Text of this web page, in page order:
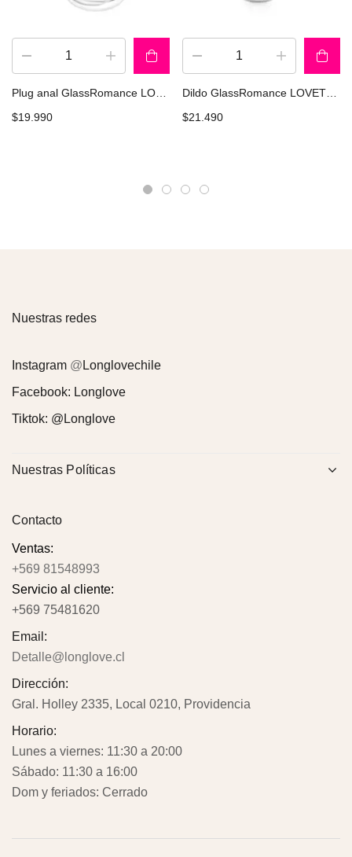
Plug anal GlassRomance LOVETOY GS18c
$19.990
Dildo GlassRomance LOVETOY GS04C
$21.490
Nuestras redes
Instagram @ Longlovechile
Facebook: Longlove
Tiktok: @Longlove
Nuestras Políticas
Contacto
Ventas:
+569 81548993
Servicio al cliente:
+569 75481620
Email:
Detalle@longlove.cl
Dirección:
Gral. Holley 2335, Local 0210, Providencia
Horario:
Lunes a viernes: 11:30 a 20:00
Sábado: 11:30 a 16:00
Dom y feriados: Cerrado